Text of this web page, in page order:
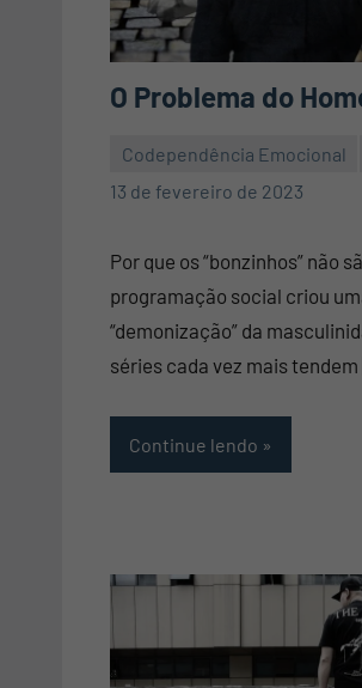
O Problema do
Codependência Emocional
13 de fevereiro de 2023
Mauro
8
Por que os “bonzinhos” não
programação social criou
“demonização” da
séries cada vez mais
Continue lendo